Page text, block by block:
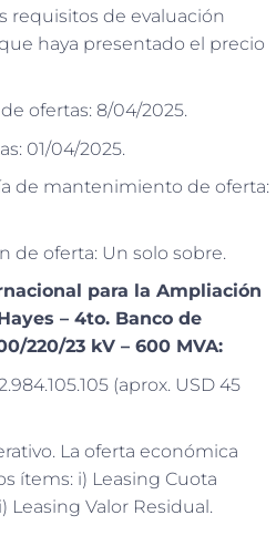
requisitos de evaluación
haya presentado el precio
ofertas: 8/04/2025.
01/04/2025.
de mantenimiento de oferta:
de oferta: Un solo sobre.
para la Ampliación
– 4to. Banco de
220/23 kV – 600 MVA:
(aprox. USD 45
La oferta económica
ítems: i) Leasing Cuota
Leasing Valor Residual.